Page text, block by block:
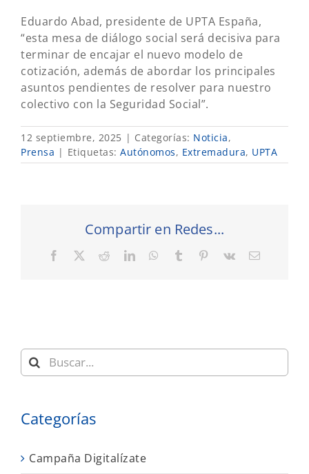
Eduardo Abad, presidente de UPTA España,
“esta mesa de diálogo social será decisiva para
terminar de encajar el nuevo modelo de
cotización, además de abordar los principales
asuntos pendientes de resolver para nuestro
colectivo con la Seguridad Social”.
12 septiembre, 2025 | Categorías: Noticia,
Prensa | Etiquetas: Autónomos, Extremadura, UPTA
Compartir en Redes...
Facebook RedditLinkedInWhatsApp
Tumblr Pinterest
Vk
Correo
Buscar:
Categorías
Campaña Digitalízate